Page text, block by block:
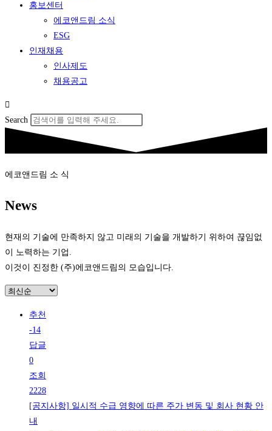
홍보센터
에코앤드림 소식
ESG
인재채용
인사제도
채용공고
Search
에코앤드림 소 식
News
현재의 기술에 만족하지 않고 미래의 기술을 개발하기 위하여 끊임없
이 노력하는 기업.
이것이 진정한 (주)에코앤드림의 모습입니다.
추천
-14
답글
0
조회
2228
[공지사항] 일시적 수급 영향에 따른 주가 변동 및 회사 현황 안
내